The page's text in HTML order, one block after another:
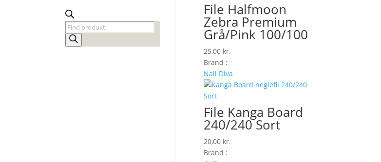
File Halfmoon
Zebra Premium
Grå/Pink 100/100
25,00 kr.
Brand :
Nail Diva
File Kanga Board
240/240 Sort
20,00 kr.
Brand :
Products
search